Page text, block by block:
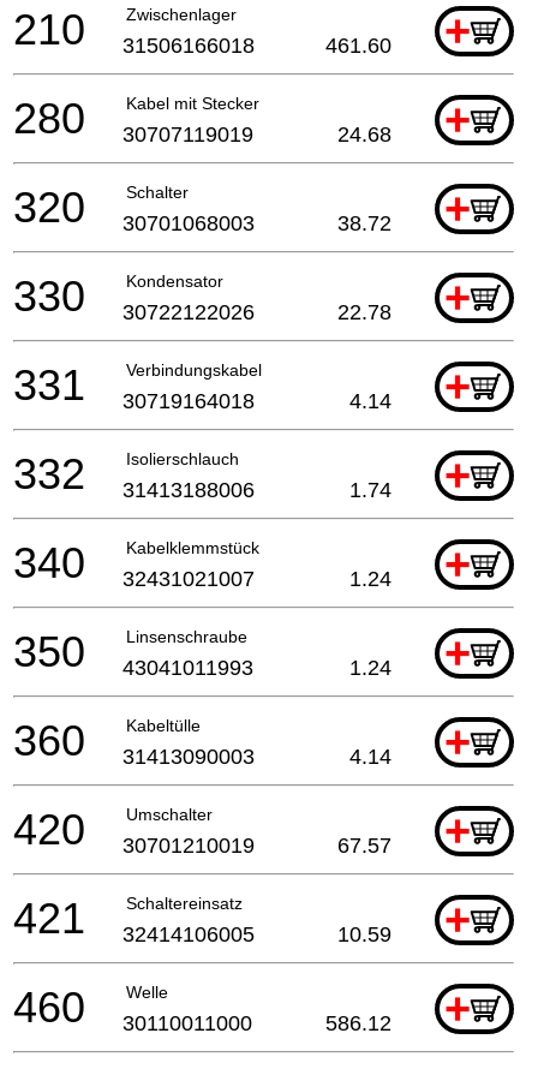
Zwischenlager +
210 31506166018 461.60
Kabel mit Stecker +
280 30707119019 24.68
Schalter +
320 30701068003 38.72
Kondensator +
330 30722122026 22.78
Verbindungskabel +
331 30719164018 4.14
Isolierschlauch +
332 31413188006 1.74
Kabelklemmstück +
340 32431021007 1.24
Linsenschraube +
350 43041011993 1.24
Kabeltülle +
360 31413090003 4.14
Umschalter +
420 30701210019 67.57
Schaltereinsatz +
421 32414106005 10.59
Welle +
460 30110011000 586.12